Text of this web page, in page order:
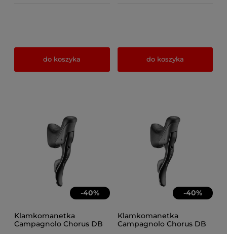
do koszyka do koszyka
-40%
Klamkomanetka
Campagnolo Chorus DB
-40%
Klamkomanetka
Campagnolo Chorus DB